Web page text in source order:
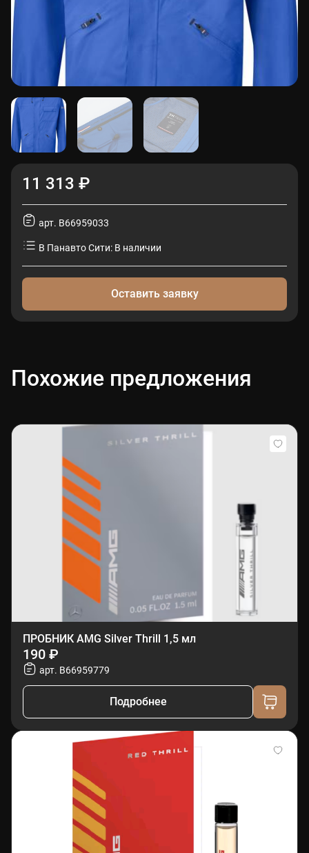
11 313 ₽
арт. B66959033
В Панавто Сити: В наличии
Оставить заявку
Похожие предложения
ПРОБНИК AMG Silver Thrill 1,5 мл
190 ₽
арт. B66959779
Подробнее